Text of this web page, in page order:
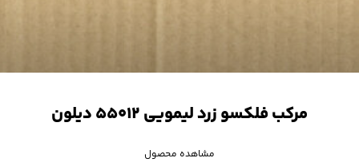
مرکب فلکسو زرد لیمویی ۵۵۰۱۲ دیلون
مشاهده محصول